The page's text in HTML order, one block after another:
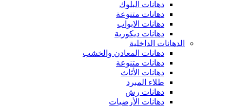
دهانات البلوك
دهانات متنوعة
دهانات الابواب
دهانات ديكورية
الدهانات الداخلية
دهانات المعادن والخشب
دهانات متنوعة
دهانات الأثاث
طلاء المبرد
دهانات رش
دهانات الأرضيات